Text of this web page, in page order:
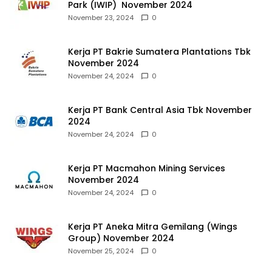
Park (IWIP) November 2024
November 23, 2024 0
Kerja PT Bakrie Sumatera Plantations Tbk
November 2024
November 24, 2024 0
Kerja PT Bank Central Asia Tbk November
2024
November 24, 2024 0
Kerja PT Macmahon Mining Services
November 2024
November 24, 2024 0
Kerja PT Aneka Mitra Gemilang (Wings
Group) November 2024
November 25, 2024 0